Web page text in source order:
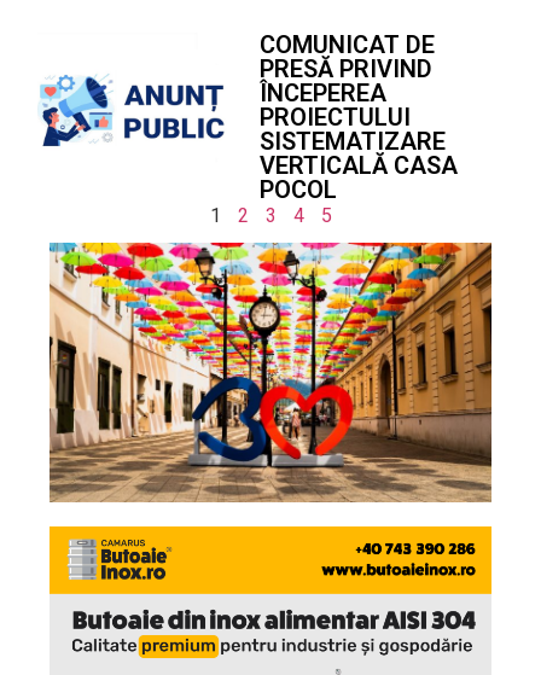
COMUNICAT DE
PRESĂ PRIVIND
ÎNCEPEREA
PROIECTULUI
SISTEMATIZARE
VERTICALĂ CASA
POCOL
1 2 3 4 5